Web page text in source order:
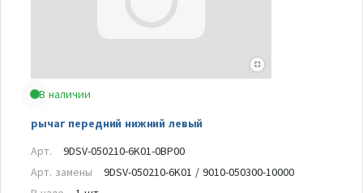
В наличии
рычаг передний нижний левый
Арт.
9DSV-050210-6K01-0BP00
Арт. замены
9DSV-050210-6K01 / 9010-050300-10000